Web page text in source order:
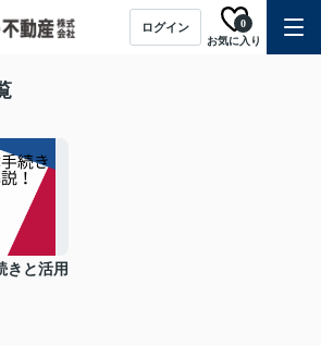
ログイン
お気に入り
0
きと活用